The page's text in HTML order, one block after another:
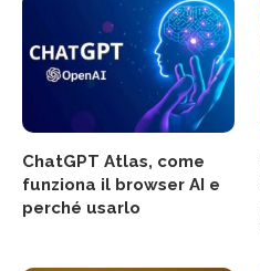
ChatGPT Atlas, come
funziona il browser AI e
perché usarlo